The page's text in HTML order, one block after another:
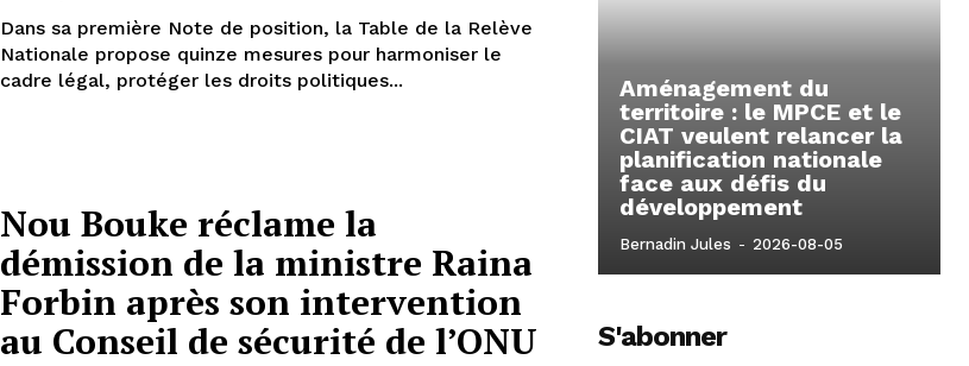
Dans sa première Note de position, la Table de la Relève
Nationale propose quinze mesures pour harmoniser le
cadre légal, protéger les droits politiques...
Nou Bouke réclame la
démission de la ministre Raina
Forbin après son intervention
au Conseil de sécurité de l’ONU
Aménagement du
territoire : le MPCE et le
CIAT veulent relancer la
planification nationale
face aux défis du
développement
Bernadin Jules - 2026-08-05
S'abonner